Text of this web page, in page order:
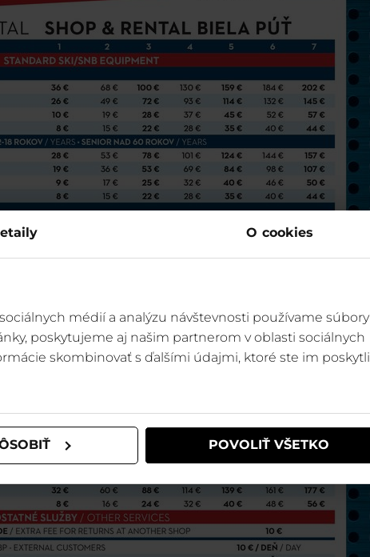
O cookies
médií a analýzu návštevnosti používame súbory
poskytujeme aj našim partnerom v oblasti sociálnych
skombinovať s ďalšími údajmi, ktoré ste im poskytli
POVOLIŤ VŠETKO